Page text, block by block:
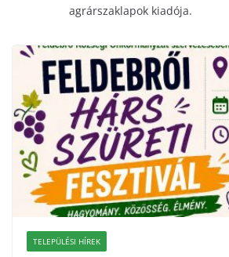
agrárszaklapok kiadója.
TELEPÜLÉSI HÍREK